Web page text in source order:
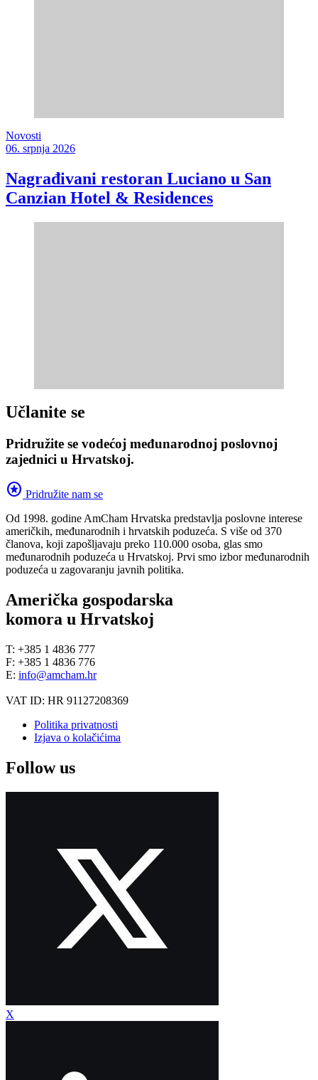
Novosti
06. srpnja 2026
Nagrađivani restoran Luciano u San
Canzian Hotel & Residences
Učlanite se
Pridružite se vodećoj međunarodnoj poslovnoj
zajednici u Hrvatskoj.
stars Pridružite nam se
Od 1998. godine AmCham Hrvatska predstavlja poslovne interese
američkih, međunarodnih i hrvatskih poduzeća. S više od 370
članova, koji zapošljavaju preko 110.000 osoba, glas smo
međunarodnih poduzeća u Hrvatskoj. Prvi smo izbor međunarodnih
poduzeća u zagovaranju javnih politika.
Američka gospodarska
komora u Hrvatskoj
T: +385 1 4836 777
F: +385 1 4836 776
E: info@amcham.hr
VAT ID: HR 91127208369
Politika privatnosti
Izjava o kolačićima
Follow us
X